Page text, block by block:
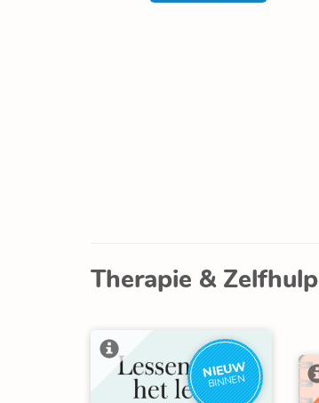
Therapie & Zelfhulp
NIEUW
BINNEN